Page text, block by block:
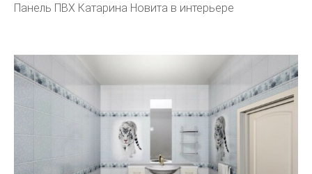
Панель ПВХ Катарина Новита в интерьере